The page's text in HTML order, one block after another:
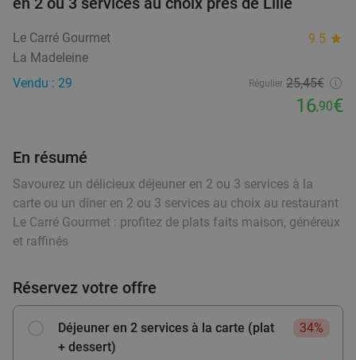
45%
Lille
9.1star
Menu italien en 2 services à la carte au cœur
Aujourd'hui Demain
A Legna Lille Solferino
9.8star
0 min.
Vendu : 39
Le Carré Gourmet 9.5 star
La Madeleine
Vendu : 29
Régulier 25,45€
16,90€
En résumé
Savourez un délicieux déjeuner en 2 ou 3 services à la
carte ou un dîner en 2 ou 3 services au choix au restaurant
Le Carré Gourmet : profitez de plats faits maison, généreux
et raffinés
Réservez votre offre
Déjeuner en 2 services à la carte (plat
+ dessert)
34%